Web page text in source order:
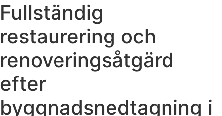
Fullständig
restaurering och
renoveringsåtgärd
efter
byggnadsnedtagning i